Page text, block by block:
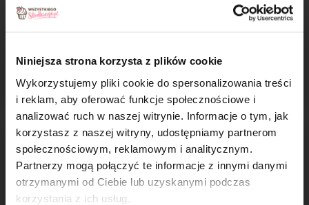
Niniejsza strona korzysta z plików cookie
Wykorzystujemy pliki cookie do spersonalizowania treści
i reklam, aby oferować funkcje społecznościowe i
analizować ruch w naszej witrynie. Informacje o tym, jak
korzystasz z naszej witryny, udostępniamy partnerom
społecznościowym, reklamowym i analitycznym.
Partnerzy mogą połączyć te informacje z innymi danymi
otrzymanymi od Ciebie lub uzyskanymi podczas
korzystania z ich usług.
Jabłecznik z budyniem
Szarlotka bez
pieczenia
×